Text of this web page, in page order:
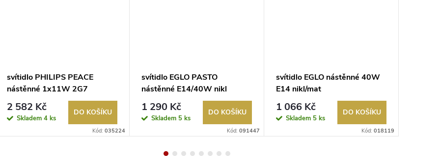
svítidlo PHILIPS PEACE
nástěnné 1x11W 2G7
Ecomoods chrom
2 582 Kč
Skladem 4 ks
DO KOŠÍKU
Kód: 035224
svítidlo EGLO PASTO
nástěnné E14/40W nikl
1 290 Kč
Skladem 5 ks
DO KOŠÍKU
Kód: 091447
svítidlo EGLO nástěnné 40W
E14 nikl/mat
1 066 Kč
Skladem 5 ks
DO KOŠÍKU
Kód: 018119